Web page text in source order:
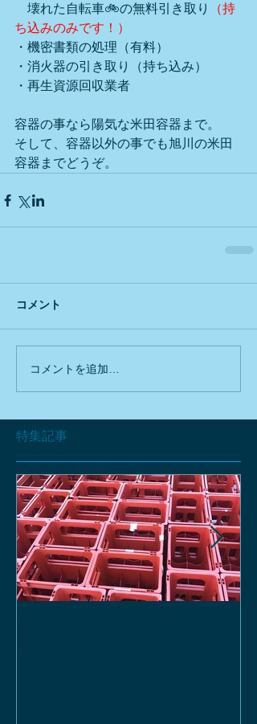
特集記事
壊れた自転車🚲の無料引き取り
（持
ち込みのみです！）
・機密書類の処理（有料）
・消火器の引き取り（持ち込み）
・再生資源回収業者
容器の事なら陽気な米田容器まで。
そして、容器以外の事でも旭川の米田
容器までどうぞ。
コメント
コメントを追加…